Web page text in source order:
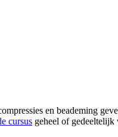
en beademing
cursus geheel of gedeeltelijk